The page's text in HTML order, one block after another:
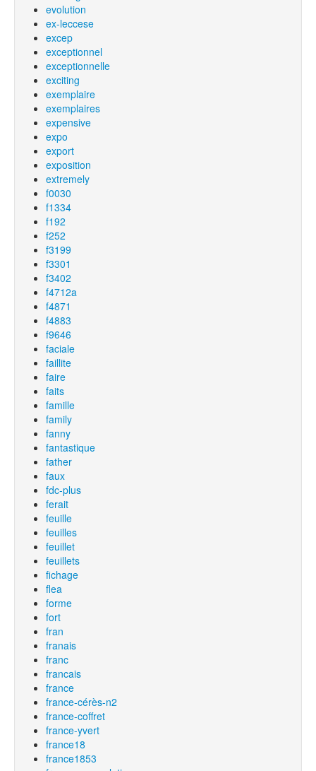
evolution
ex-leccese
excep
exceptionnel
exceptionnelle
exciting
exemplaire
exemplaires
expensive
expo
export
exposition
extremely
f0030
f1334
f192
f252
f3199
f3301
f3402
f4712a
f4871
f4883
f9646
faciale
faillite
faire
faits
famille
family
fanny
fantastique
father
faux
fdc-plus
ferait
feuille
feuilles
feuillet
feuillets
fichage
flea
forme
fort
fran
franais
franc
francais
france
france-cérès-n2
france-coffret
france-yvert
france18
france1853